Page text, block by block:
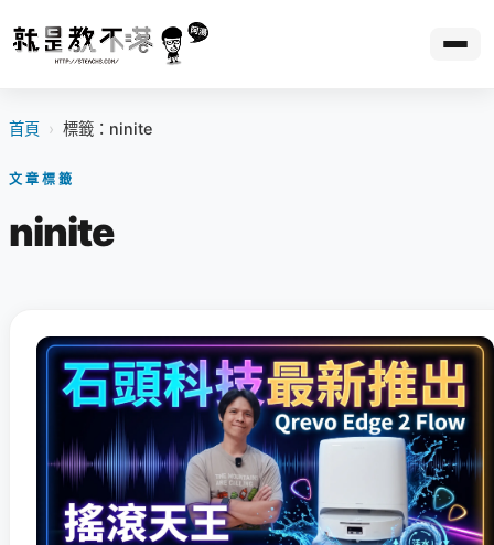
首頁 › 標籤：ninite
文章標籤
ninite